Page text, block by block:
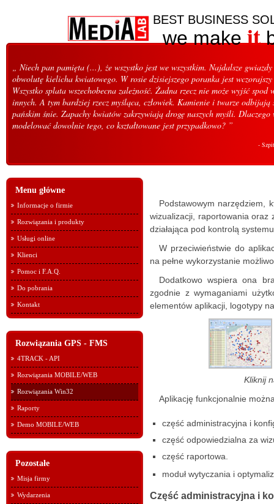
„ Niech pan pamięta (...), że wszystko jest we wszystkim. Najdalsze
obwolutę kielicha kwiatowego. W rosie dzisiejszego poranka jest wczorajszy
Wszystko splata wszechobecna zależność. Żadna rzecz nie może wyjść spod
innych. A tym bardziej rzecz myśląca, człowiek. Kamienie i twarze odbijają
pańskim śnie. Zapachy kwiatów zakrzywiają drogę naszych myśli. Dlaczego
modelować dowolnie tego, co kształtowane jest przypadkowo? ”
-
BEST BUSINESS
we makeit
Menu główne
Informacje o firmie
Rozwiązania i produkty
Usługi online
Klienci
Pomoc i F.A.Q.
Do pobrania
Kontakt
Rozwiązania GPS - FMS
4TRACK - API
Rozwiązania MOBILE/WEB
Rozwiązania Win32
Raporty
Demo MOBILE/WEB
Pozostałe
Misja firmy
Wydarzenia
Podstawowym narzędziem,
wizualizacji, raportowania oraz
działająca pod kontrolą
W przeciwieństwie do
na pełne wykorzystanie
Dodatkowo wspiera ona
zgodnie z wymaganiami
elementów aplikacji, logotypy
Kliknij
Aplikację funkcjonalnie
część administracyjna i
część odpowiedzialna za
część raportowa.
moduł wytyczania i
Część administracyjna i